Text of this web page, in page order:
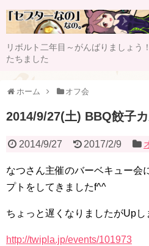
リボルト二年目～がんばりましょう
たちました
ホーム オフ会
2014/9/27(土) BBQ餃子
2014/9/27 2017/2/9
なつさん主催のバーベキュー会
プトをしてきましたf^^
ちょっと遅くなりましたがUpし
http://twipla.jp/events/101973